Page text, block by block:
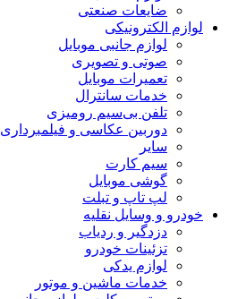
ضایعات صنعتی
لوازم الکترونیکی
لوازم جانبی موبایل
صوتی و تصویری
تعمیرات موبایل
خدمات سانترال
تلفن بی‌سیم رومیزی
دوربین عکاسی و فیلمبرداری
سایر
سیم کارت
گوشی موبایل
لپ تاپ و تبلت
خودرو و وسایل نقلیه
دزدگیر و ردیاب
تزئینات خودرو
لوازم یدکی
خدمات ماشین و موتور